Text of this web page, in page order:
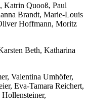
Katrin Quooß, Paul
Brandt, Marie-Louis
Hoffmann, Moritz
Beth, Katharina
Valentina Umhöfer,
Eva-Tamara Reichert,